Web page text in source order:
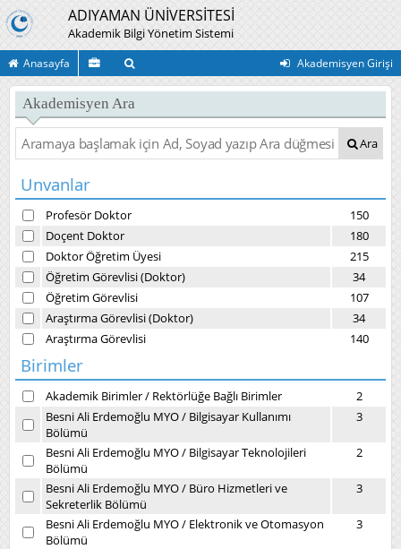
ADIYAMAN ÜNİVERSİTESİ
Akademik Bilgi Yönetim Sistemi
Anasayfa Akademisyen Girişi
Akademisyen Ara
Ara
Unvanlar
Profesör Doktor
150
Doçent Doktor
180
Doktor Öğretim Üyesi
215
Öğretim Görevlisi (Doktor)
34
Öğretim Görevlisi
107
Araştırma Görevlisi (Doktor)
34
Araştırma Görevlisi
140
Birimler
Akademik Birimler/ Rektörlüğe Bağlı Birimler
2
Besni Ali Erdemoğlu MYO/ Bilgisayar Kullanımı
Bölümü
3
Besni Ali Erdemoğlu MYO/ Bilgisayar Teknolojileri
Bölümü
2
Besni Ali Erdemoğlu MYO/ Büro Hizmetleri ve
Sekreterlik Bölümü
3
Besni Ali Erdemoğlu MYO/ Elektronik ve Otomasyon
Bölümü
3